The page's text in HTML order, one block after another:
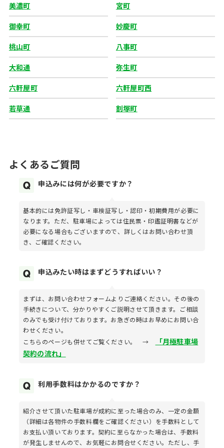
美濃町 宮町
御幸町 妙慶町
桃山町 八事町
大和通 弥生町
六軒屋町 六軒屋町西
若草通 割塚町
よくあるご質問
申込みには何が必要ですか？
基本的には免許証写し・車検証写し・認印・初期費用が必要に
なります。ただ、駐車場によっては住民票・印鑑証明書などが
必要になる場合もございますので、詳しくはお問い合わせ頂
き、ご確認ください。
申込みたい時はまずどうすればいい？
まずは、お問い合わせフォームよりご連絡ください。その後の
手続きについて、分かりやすくご説明させて頂きます。ご相談
のみでも受け付けております。お急ぎの時はお早めにお問い合
わせください。
こちらのページも併せてご覧ください。 →
「月極駐車場
契約の流れ」
利用手数料はかかるのですか？
紹介させて頂いた駐車場が成約に至った場合のみ、一定の金額
（詳細は各物件の手数料欄をご確認ください）を手数料として
お支払い頂いております。契約に至らなかった場合は、手数料
が発生しませんので、お気軽にお問合せください。ただし、手